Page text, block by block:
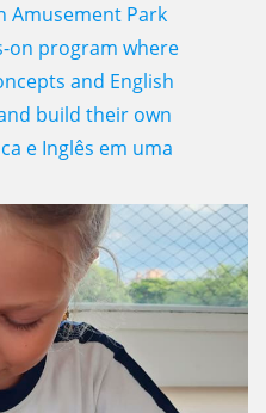
Amusement Park
on program where
and English
build their own
e Inglês em uma